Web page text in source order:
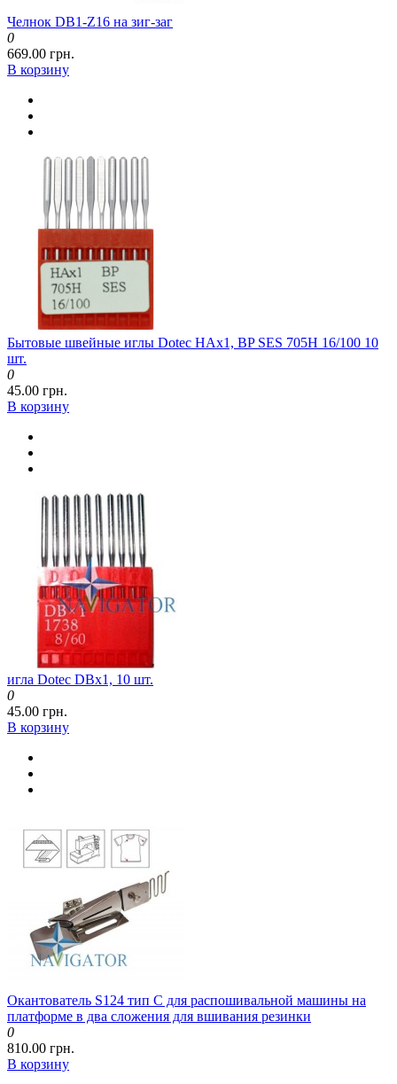
Челнок DB1-Z16 на зиг-заг
0
669.00 грн.
В корзину
Бытовые швейные иглы Dotec HAx1, BP SES 705H 16/100 10
шт.
0
45.00 грн.
В корзину
игла Dotec DBx1, 10 шт.
0
45.00 грн.
В корзину
Окантователь S124 тип C для распошивальной машины на
платформе в два сложения для вшивания резинки
0
810.00 грн.
В корзину